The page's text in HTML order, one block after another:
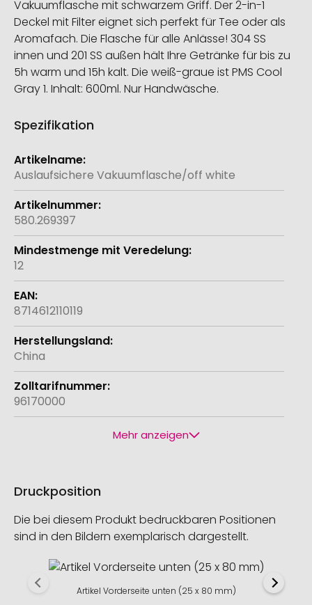
Vakuumflasche mit schwarzem Griff. Der 2-in-1
Deckel mit Filter eignet sich perfekt für Tee oder als
Aromafach. Die Flasche für alle Anlässe! 304 SS
innen und 201 SS außen hält Ihre Getränke für bis zu
5h warm und 15h kalt. Die weiß-graue ist PMS Cool
Gray 1. Inhalt: 600ml. Nur Handwäsche.
Spezifikation
Weitere
Informationen
Auslaufsichere Vakuumflasche/off white
580.269397
12
8714612110119
China
96170000
Mehr anzeigen
Druckposition
Die bei diesem Produkt bedruckbaren Positionen
sind in den Bildern exemplarisch dargestellt.
Artikel Vorderseite unten (25 x 80 mm)